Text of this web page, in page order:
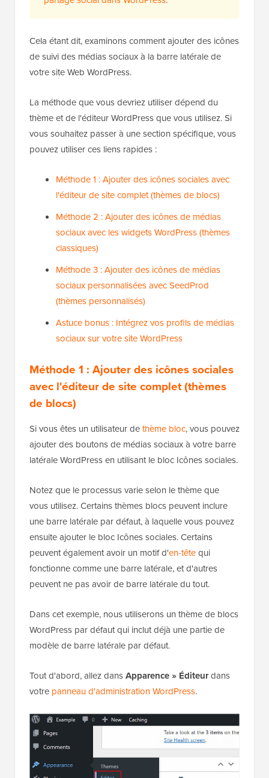
Cela étant dit, examinons comment ajouter des icônes
de suivi des médias sociaux à la barre latérale de
votre site Web WordPress.
La méthode que vous devriez utiliser dépend du
thème et de l'éditeur WordPress que vous utilisez. Si
vous souhaitez passer à une section spécifique, vous
pouvez utiliser ces liens rapides :
Méthode 1 : Ajouter des icônes sociales avec
l'éditeur de site complet (thèmes de blocs)
Méthode 2 : Ajouter des icônes de médias
sociaux avec les widgets WordPress (thèmes
classiques)
Méthode 3 : Ajouter des icônes de médias
sociaux personnalisées avec SeedProd
(thèmes personnalisés)
Astuce bonus : Intégrez vos profils de médias
sociaux sur votre site WordPress
Méthode 1 : Ajouter des icônes sociales
avec l'éditeur de site complet (thèmes
de blocs)
Si vous êtes un utilisateur dethème bloc, vous pouvez
ajouter des boutons de médias sociaux à votre barre
latérale WordPress en utilisant le bloc Icônes sociales.
Notez que le processus varie selon le thème que
vous utilisez. Certains thèmes blocs peuvent inclure
une barre latérale par défaut, à laquelle vous pouvez
ensuite ajouter le bloc Icônes sociales. Certains
peuvent également avoir un motif d'en-têtequi
fonctionne comme une barre latérale, et d'autres
peuvent ne pas avoir de barre latérale du tout.
Dans cet exemple, nous utiliserons un thème de blocs
WordPress par défaut qui inclut déjà une partie de
modèle de barre latérale par défaut.
Tout d'abord, allez dansApparence » Éditeurdans
votre panneau d'administration WordPress.